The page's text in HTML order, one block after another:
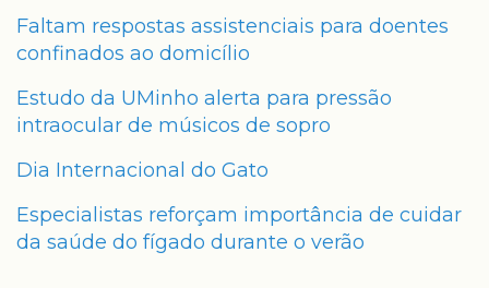
Faltam respostas assistenciais para doentes
confinados ao domicílio
Estudo da UMinho alerta para pressão
intraocular de músicos de sopro
Dia Internacional do Gato
Especialistas reforçam importância de cuidar
da saúde do fígado durante o verão